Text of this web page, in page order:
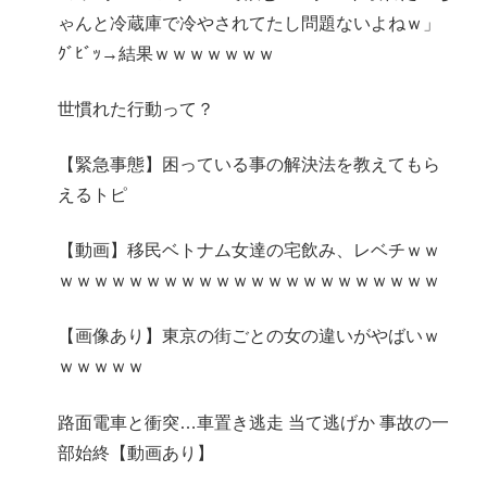
ゃんと冷蔵庫で冷やされてたし問題ないよねｗ」
ｸﾞﾋﾞｯ→結果ｗｗｗｗｗｗｗ
世慣れた行動って？
【緊急事態】困っている事の解決法を教えてもら
えるトピ
【動画】移民ベトナム女達の宅飲み、レベチｗｗ
ｗｗｗｗｗｗｗｗｗｗｗｗｗｗｗｗｗｗｗｗｗｗ
【画像あり】東京の街ごとの女の違いがやばいｗ
ｗｗｗｗｗ
路面電車と衝突…車置き逃走 当て逃げか 事故の一
部始終【動画あり】